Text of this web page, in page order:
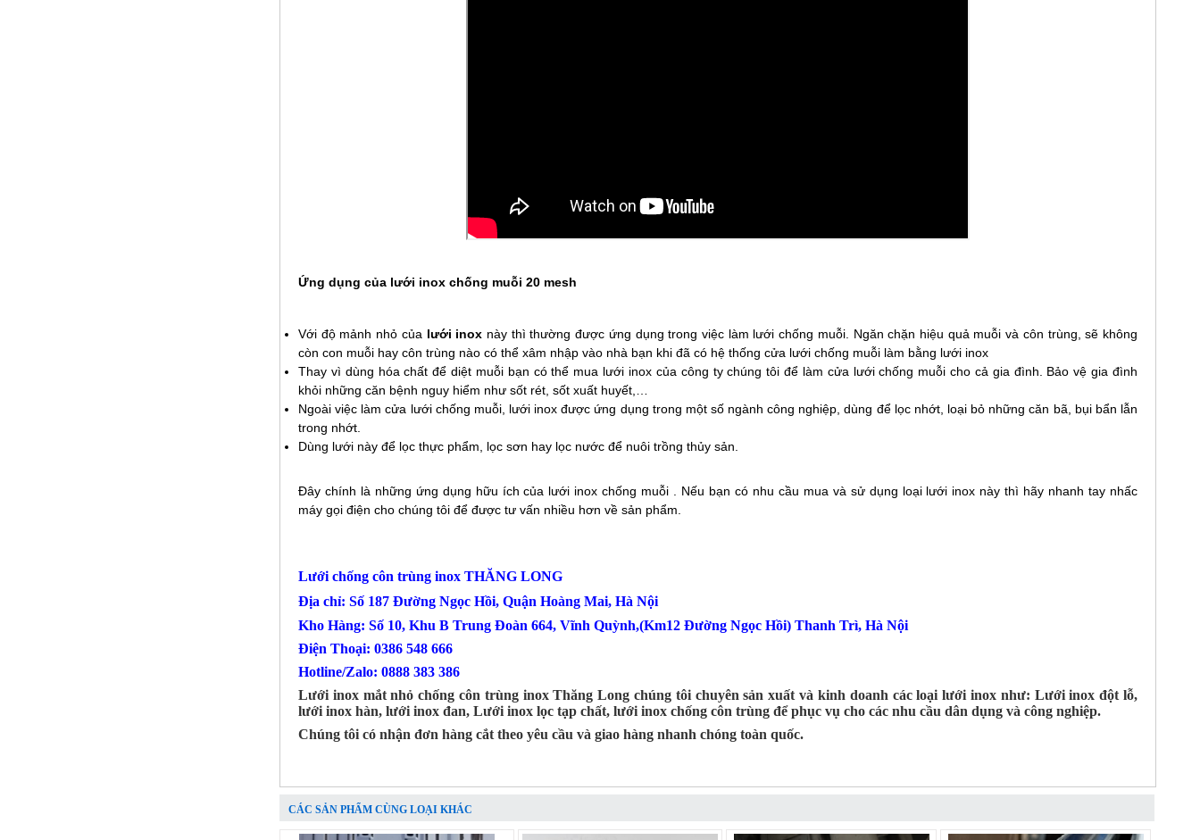
Ứng dụng của lưới inox chống muỗi 20 mesh
Với độ mảnh nhỏ của lưới inox này thì thường được ứng dụng trong việc làm lưới chống muỗi. Ngăn chặn hiệu quả muỗi và côn trùng, sẽ không
còn con muỗi hay côn trùng nào có thể xâm nhập vào nhà bạn khi đã có hệ thống cửa lưới chống muỗi làm bằng lưới inox
Thay vì dùng hóa chất để diệt muỗi bạn có thể mua lưới inox của công ty chúng tôi để làm cửa lưới chống muỗi cho cả gia đình. Bảo vệ gia đình
khỏi những căn bệnh nguy hiểm như sốt rét, sốt xuất huyết,…
Ngoài việc làm cửa lưới chống muỗi, lưới inox được ứng dụng trong một số ngành công nghiệp, dùng để lọc nhớt, loại bỏ những căn bã, bụi bẩn lẫn
trong nhớt.
Dùng lưới này để lọc thực phẩm, lọc sơn hay lọc nước để nuôi trồng thủy sản.
Đây chính là những ứng dụng hữu ích của lưới inox chống muỗi . Nếu bạn có nhu cầu mua và sử dụng loại lưới inox này thì hãy nhanh tay nhấc
máy gọi điện cho chúng tôi để được tư vấn nhiều hơn về sản phẩm.
Lưới chống côn trùng inox THĂNG LONG
Địa chỉ: Số 187 Đường Ngọc Hồi, Quận Hoàng Mai, Hà Nội
Kho Hàng: Số 10, Khu B Trung Đoàn 664, Vĩnh Quỳnh,(Km12 Đường Ngọc Hồi) Thanh Trì, Hà Nội
Điện Thoại: 0386 548 666
Hotline/Zalo: 0888 383 386
Lưới inox mắt nhỏ chống côn trùng inox Thăng Long chúng tôi chuyên sản xuất và kinh doanh các loại lưới inox như: Lưới inox đột lỗ,
lưới inox hàn, lưới inox đan, Lưới inox lọc tạp chất, lưới inox chống côn trùng để phục vụ cho các nhu cầu dân dụng và công nghiệp.
Chúng tôi có nhận đơn hàng cắt theo yêu cầu và giao hàng nhanh chóng toàn quốc.
CÁC SẢN PHẨM CÙNG LOẠI KHÁC